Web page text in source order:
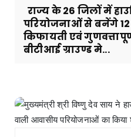
राज्य के 26 जिलों में
परियोजनाओं से बनेंगे
किफायती एवं
बीटीआई ग्राउण्ड मे...